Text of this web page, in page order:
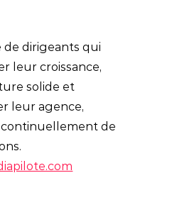
de dirigeants qui
leur croissance,
solide et
leur agence,
de